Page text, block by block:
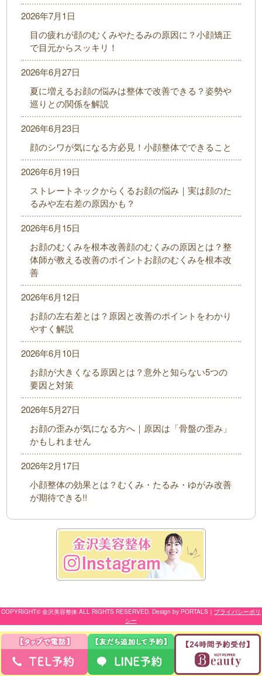
目の疲れが顔のむくみやたるみの原因に？小顔矯正
で目元からスッキリ！
2026年7月1日
夏に増えるお顔の悩みは整体で改善できる？姿勢や
巡りとの関係を解説
2026年6月27日
顔のシワが気になる方必見！小顔整体でできること
2026年6月23日
ストレートネックからくるお顔の悩み｜実は顔のた
るみや左右差の原因かも？
2026年6月19日
お顔のむくみを根本改善顔のむくみの原因とは？整
体師が教える改善のポイントお顔のむくみを根本改
善
2026年6月15日
お顔の左右差とは？原因と改善のポイントをわかり
やすく解説
2026年6月12日
お顔が大きくなる原因とは？意外と知らない5つの
要因と対策
2026年6月10日
お顔の歪みが気になる方へ｜原因は「骨盤の歪み」
かもしれません
2026年5月27日
小顔整体の効果とは？むくみ・たるみ・ゆがみ改善
が期待できる!!
2026年2月17日
COPYRIGHT© 金沢美容整体 ALL RIGHTS RESERVED. Design by PORTALS ｜ プライバシーポリ
シー